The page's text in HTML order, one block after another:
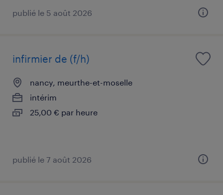
publié le 5 août 2026
infirmier de (f/h)
nancy, meurthe-et-moselle
intérim
25,00 € par heure
publié le 7 août 2026